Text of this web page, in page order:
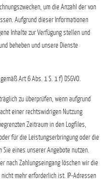
um die Anzahl der von
Aufgrund dieser Informationen
Inhalte zur Verfügung stellen und
beheben und unsere Dienste
Art 6 Abs. 1 S. 1 f) DSGVO.
zu überprüfen, wenn aufgrund
einer rechtswidrigen Nutzung
Zeitraum in den Logfiles,
für die Leistungserbringung oder die
eines unserer Angebote nutzen.
nach Zahlungseingang löschen wir die
mehr erforderlich ist. IP-Adressen